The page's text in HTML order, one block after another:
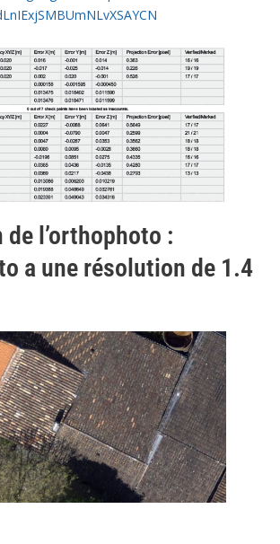
l’orthophoto :
a une résolution de 1.4